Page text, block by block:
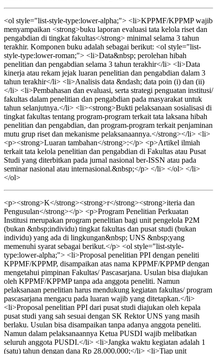
<ol style="list-style-type:lower-alpha;"> <li>KPPMF/KPPMP wajib
menyampaikan <strong>buku laporan evaluasi tata kelola riset dan
pengabdian di tingkat fakultas</strong> minimal selama 3 tahun
terakhir. Komponen buku adalah sebagai berikut: <ol style="list-
style-type:lower-roman;"> <li>Data&nbsp; perolehan hibah
penelitian dan pengabdian selama 3 tahun terakhir</li> <li>Data
kinerja atau rekam jejak luaran penelitian dan pengabdian dalam 3
tahun terakhir</li> <li>Analisis data &ndash; data poin (i) dan (ii)
</li> <li>Pembahasan dan evaluasi, serta strategi penguatan institusi/
fakultas dalam penelitian dan pengabdian pada masyarakat untuk
tahun selanjutnya.</li> <li><strong>Bukti pelaksanaan sosialisasi di
tingkat fakultas tentang program-program terkait tata laksana hibah
penelitian dan pengabdian, dan program-program terkait penjaminan
mutu grup riset dan mekanisme pelaksanaannya.</strong></li> <li>
<p><strong>Luaran tambahan</strong>:</p> <p>Artikel ilmiah
terkait tata kelola penelitian dan pengabdian di Fakultas atau Pusat
Studi yang diterbitkan pada jurnal nasional ber-ISSN atau pada
seminar nasional atau internasional.&nbsp;</p> </li> </ol> </li>
</ol>
<p><strong>K</strong><strong>r</strong><strong>iteria dan
Pengusulan</strong></p> <p>Program Penelitian Perkuatan
Institusi merupakan program penelitian bagi unit pengelola P2M
(bukan &nbsp;individu) tingkat fakultas dan pusat studi (bukan
individu) yang ada di lingkungan&nbsp; UNS &nbsp;yang
memenuhi syarat sebagai berikut.</p> <ol style="list-style-
type:lower-alpha;"> <li>Proposal penelitian PPI dengan peneliti
KPPMF/KPPMP, disampaikan atas nama KPPMF/KPPMP dengan
mengetahui pimpinan Fakultas/ Pascasarjana. Usulan bisa diajukan
oleh KPPMF/KPPMP tanpa ada anggota peneliti. Namun
pelaksanaan penelitian harus mendukung kegiatan fakultas/ program
pascasarjana mengacu pada luaran wajib yang ditetapkan.</li>
<li>Proposal penelitian PPI dari pusat studi diajukan oleh kepala
pusat studi yang sah sesuai dengan SK Rektor UNS yang masih
berlaku. Usulan bisa disampaikan tanpa adanya anggota peneliti.
Namun dalam pelaksanaannya Ketua PUSDI wajib melibatkan
seluruh anggota PUSDI.</li> <li>Jangka waktu kegiatan adalah 1
(satu) tahun dengan dana Rp 28.000.000;</li> <li>Tiap unit